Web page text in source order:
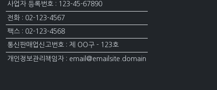
사업자 등록번호 : 123-45-67890
전화 : 02-123-4567
팩스 : 02-123-4568
통신판매업신고번호 : 제 OO구 - 123호
개인정보관리책임자 : email@emailsite.domain